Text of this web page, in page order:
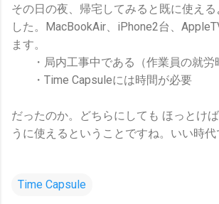
その日の夜、帰宅してみると既に使える
した。MacBookAir、iPhone2台、
ます。
・局内工事中である（作業員の就労
・Time Capsuleには時間が必要
だったのか。どちらにしても ほっとけ
うに使えるということですね。いい時
Time Capsule